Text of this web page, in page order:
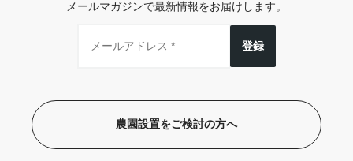
メールマガジンで最新情報をお届けします。
登録
農園設置をご検討の方へ